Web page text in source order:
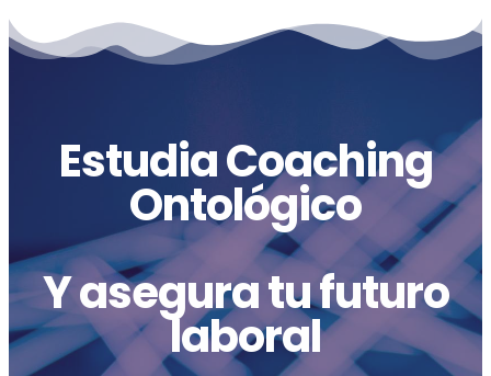
Estudia Coaching
Ontológico
Y asegura tu futuro
laboral